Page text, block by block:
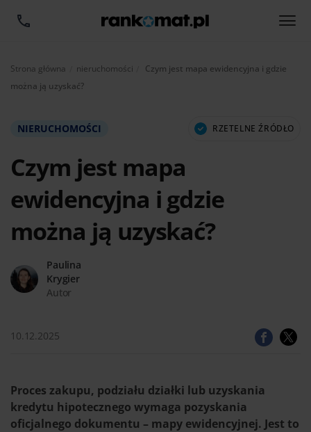
Strona główna nieruchomości Aktualnie:
Czym jest mapa ewidencyjna i gdzie
można ją uzyskać?
NIERUCHOMOŚCI RZETELNE ŹRÓDŁO
Czym jest mapa
ewidencyjna i gdzie
można ją uzyskać?
Paulina
Krygier
Autor
10.12.2025
Proces zakupu, podziału działki lub uzyskania
kredytu hipotecznego wymaga pozyskania
oficjalnego dokumentu – mapy ewidencyjnej. Jest to